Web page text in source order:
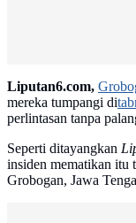
Liputan6.com,
mereka tumpangi di
perlintasan tanpa
Seperti ditayangkan
insiden mematikan itu
Grobogan, Jawa